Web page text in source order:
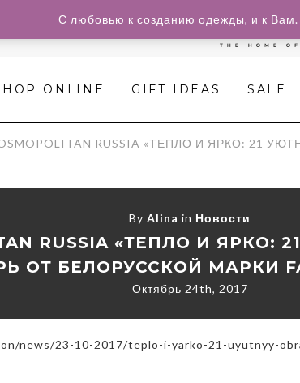
»
RUSSIA
«ТЕПЛО
И
ЯРКО:
21
ОБРАЗ
НА
НОЯБРЬ
ONLINE GIFT IDEAS SALE
RUSSIA «ТЕПЛО И ЯРКО: 21
By Alina in Новости
RUSSIA «ТЕПЛО И
ОТ БЕЛОРУССКОЙ МАРКИ
Октябрь 24th, 2017
news/23-10-2017/teplo-i-yarko-21-uyutnyy-
С любовью к созданию одежды, и к